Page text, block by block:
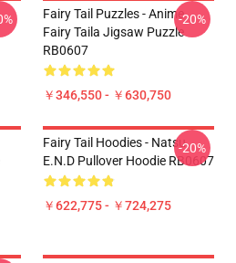
Fairy Tail Puzzles - Anime
Fairy Taila Jigsaw Puzzle
RB0607
￥346,550 - ￥630,750
-20%
Fairy Tail Hoodies - Natsu
E.N.D Pullover Hoodie RB0607
￥622,775 - ￥724,275
-20%